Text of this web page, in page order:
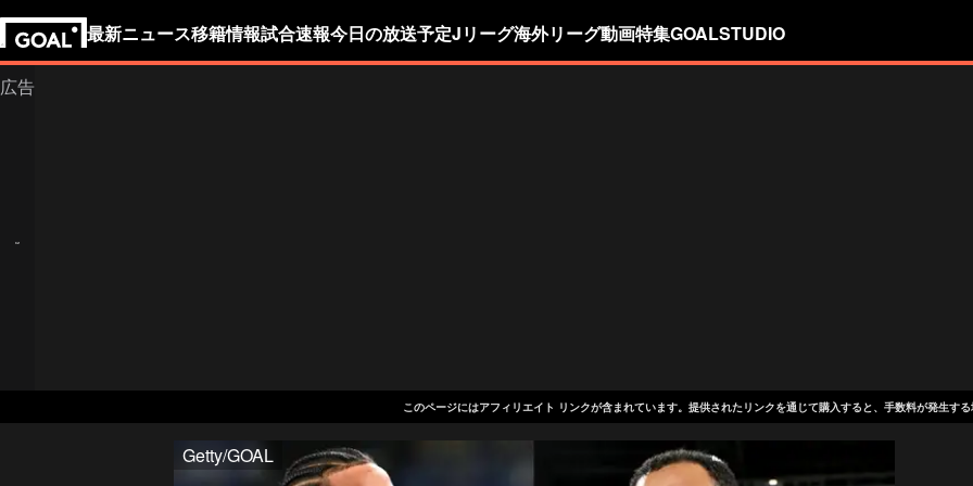
最新ニュース移籍情報試合速報今日の放送予定Jリーグ海外リーグ動画特集GOALSTUDIO
このページにはアフィリエイト リンクが含まれています。提供されたリンクを通じて購入すると、手数料が発生する
Getty/GOAL